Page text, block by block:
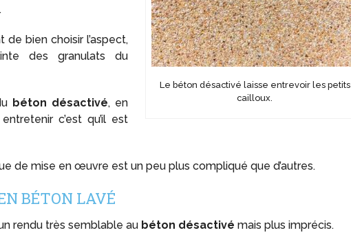
Le béton désactivé laisse entrevoir les petits
cailloux.
bien choisir l’aspect,
des granulats du
béton désactivé, en
c’est qu’il est
de mise en œuvre est un peu plus compliqué que d’autres.
BÉTON LAVÉ
rendu très semblable au béton désactivé mais plus imprécis.